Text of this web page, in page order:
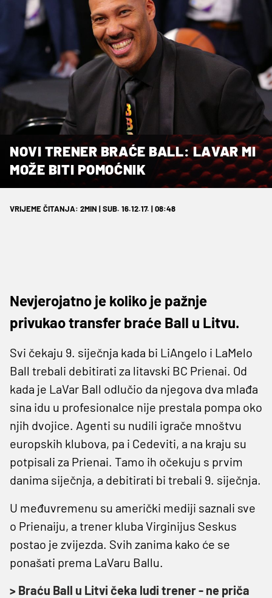
NOVI TRENER BRAĆE BALL: LAVAR MI
MOŽE BITI POMOĆNIK
VRIJEME ČITANJA: 2MIN | SUB. 16.12.17. | 08:48
Nevjerojatno je koliko je pažnje
privukao transfer braće Ball u Litvu.
Svi čekaju 9. siječnja kada bi LiAngelo i LaMelo
Ball trebali debitirati za litavski BC Prienai. Od
kada je LaVar Ball odlučio da njegova dva mlađa
sina idu u profesionalce nije prestala pompa oko
njih dvojice. Agenti su nudili igrače mnoštvu
europskih klubova, pa i Cedeviti, a na kraju su
potpisali za Prienai. Tamo ih očekuju s prvim
danima siječnja, a debitirati bi trebali 9. siječnja.
U međuvremenu su američki mediji saznali sve
o Prienaiju, a trener kluba Virginijus Seskus
postao je zvijezda. Svih zanima kako će se
ponašati prema LaVaru Ballu.
> Braću Ball u Litvi čeka ludi trener - ne priča